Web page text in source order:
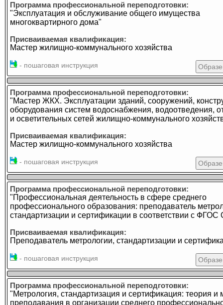
Программа профессиональной переподготовки:
"Эксплуатация и обслуживание общего имущества
многоквартирного дома"
Присваиваемая квалификация:
Мастер жилищно-коммунального хозяйства
- пошаговая инструкция
Программа профессиональной переподготовки:
"Мастер ЖКХ. Эксплуатации зданий, сооружений,
оборудования систем водоснабжения, водоотведения,
и осветительных сетей жилищно-коммунального
Присваиваемая квалификация:
Мастер жилищно-коммунального хозяйства
- пошаговая инструкция
Программа профессиональной переподготовки:
"Профессиональная деятельность в сфере среднего
профессионального образования: преподаватель
стандартизации и сертификации в соответствии с
Присваиваемая квалификация:
Преподаватель метрологии, стандартизации и
- пошаговая инструкция
Программа профессиональной переподготовки:
"Метрология, стандартизация и сертификация: теория и
преподавания в организации среднего